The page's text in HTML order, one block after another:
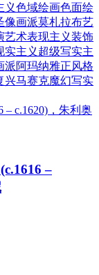
义色域绘画色面绘
像画派莫札拉布艺
艺术表现主义装饰
实主义 超级写实主
派阿玛纳雅正风格
兴马赛克魔幻写实
–